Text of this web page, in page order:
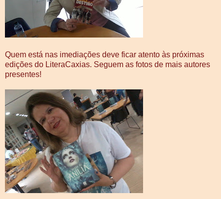
Quem está nas imediações deve ficar atento às próximas
edições do LiteraCaxias. Seguem as fotos de mais autores
presentes!